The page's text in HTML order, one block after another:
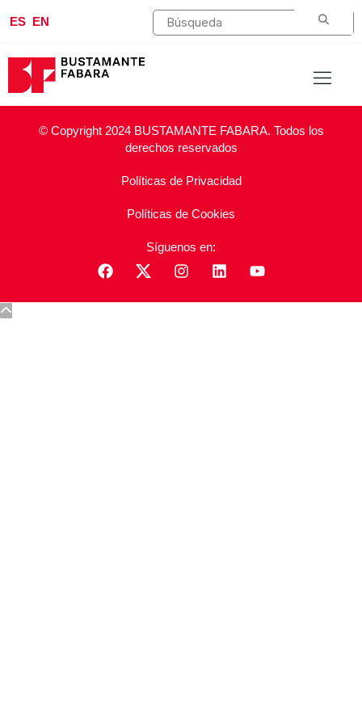
ES EN
© Copyright 2024 BUSTAMANTE FABARA. Todos los
derechos reservados
Políticas de Privacidad
Políticas de Cookies
Síguenos en: